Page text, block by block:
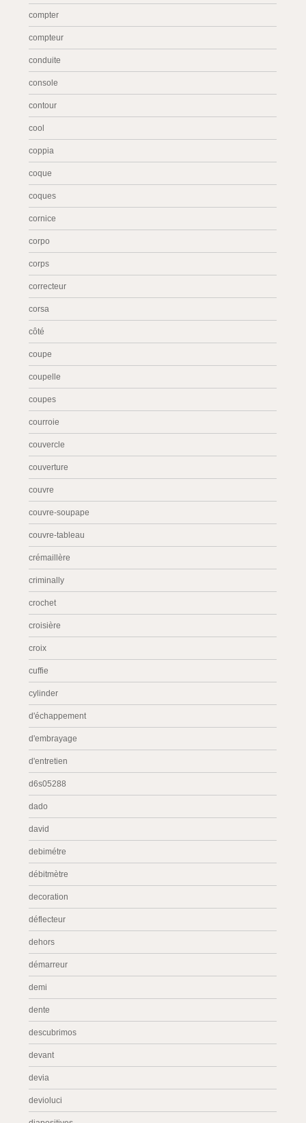
compter
compteur
conduite
console
contour
cool
coppia
coque
coques
cornice
corpo
corps
correcteur
corsa
côté
coupe
coupelle
coupes
courroie
couvercle
couverture
couvre
couvre-soupape
couvre-tableau
crémaillère
criminally
crochet
croisière
croix
cuffie
cylinder
d'échappement
d'embrayage
d'entretien
d6s05288
dado
david
debimétre
débitmètre
decoration
déflecteur
dehors
démarreur
demi
dente
descubrimos
devant
devia
devioluci